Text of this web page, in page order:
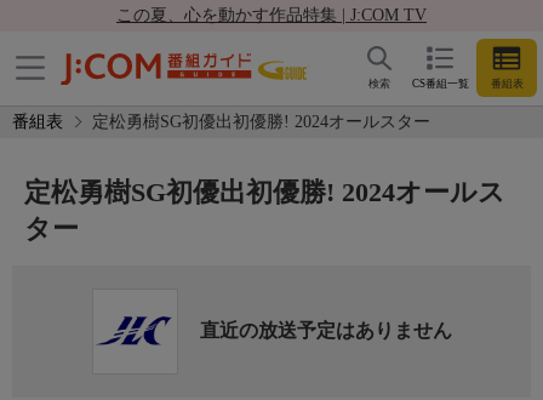
この夏、心を動かす作品特集 | J:COM TV
CS番組一覧 番組表
検索
番組表 定松勇樹SG初優出初優勝! 2024オールスター
定松勇樹SG初優出初優勝! 2024オールス
ター
直近の放送予定はありません